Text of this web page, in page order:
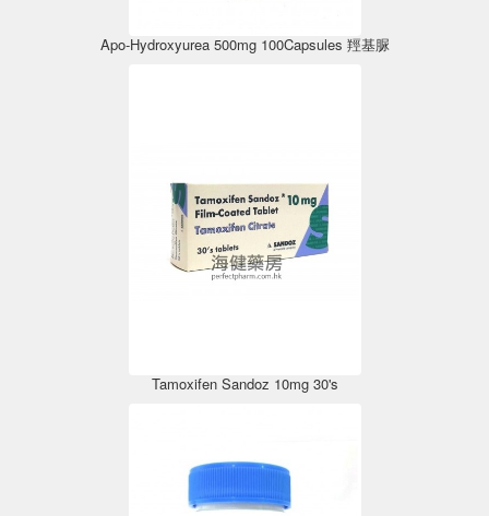
Apo-Hydroxyurea 500mg 100Capsules ‎羥基‎‎脲
Tamoxifen Sandoz 10mg 30's